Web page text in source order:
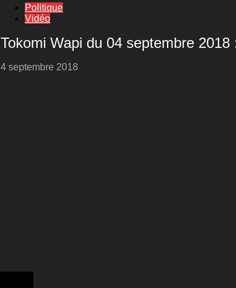
Politique
Vidéo
Tokomi Wapi du 04 septembre
4 septembre 2018